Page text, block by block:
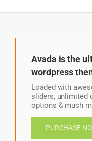
Avada is the
wordpress
Loaded with
sliders, unlimited
options & much
PURCHASE